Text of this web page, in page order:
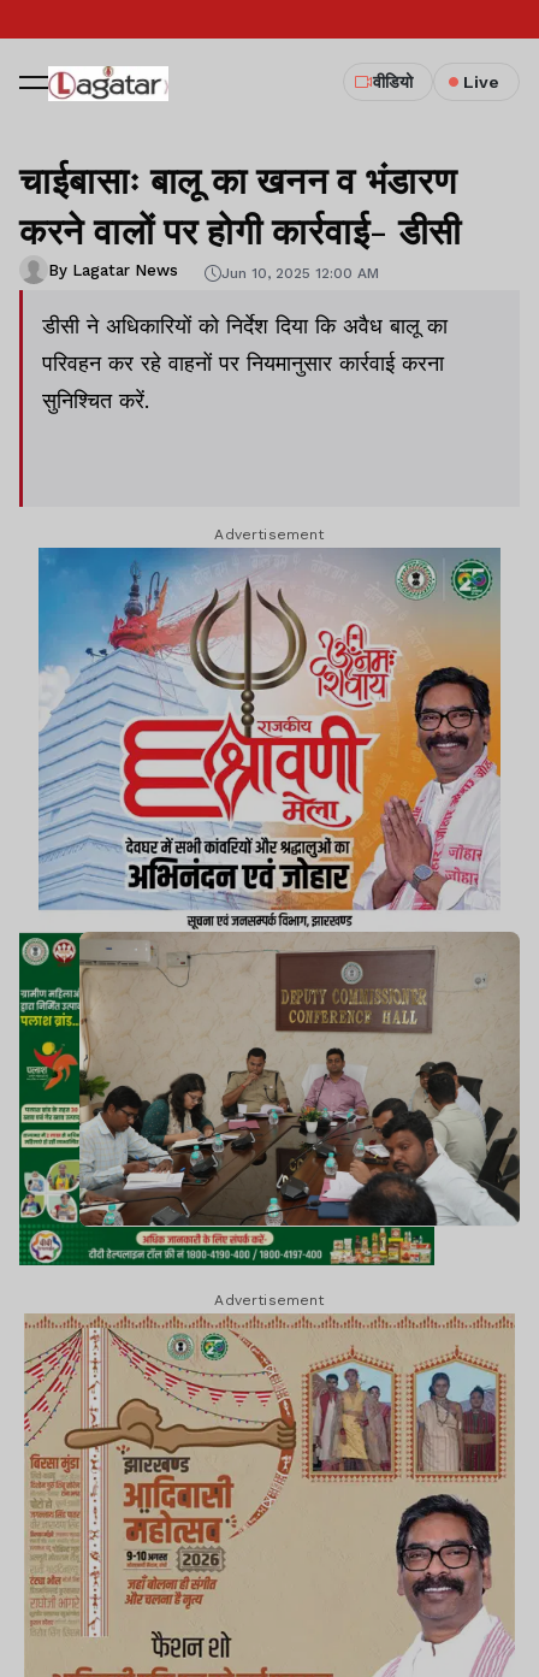
वीडियो Live
चाईबासाः बालू का खनन व भंडारण
करने वालों पर होगी कार्रवाई- डीसी
By Lagatar News Jun 10, 2025 12:00 AM
डीसी ने अधिकारियों को निर्देश दिया कि अवैध बालू का
परिवहन कर रहे वाहनों पर नियमानुसार कार्रवाई करना
सुनिश्चित करें.
Advertisement
Advertisement